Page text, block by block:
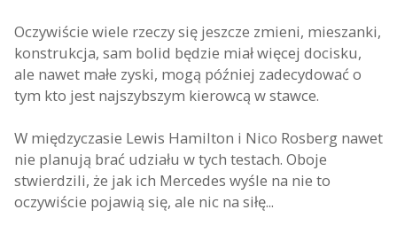
Oczywiście wiele rzeczy się jeszcze zmieni, mieszanki,
konstrukcja, sam bolid będzie miał więcej docisku,
ale nawet małe zyski, mogą później zadecydować o
tym kto jest najszybszym kierowcą w stawce.
W międzyczasie Lewis Hamilton i Nico Rosberg nawet
nie planują brać udziału w tych testach. Oboje
stwierdzili, że jak ich Mercedes wyśle na nie to
oczywiście pojawią się, ale nic na siłę...